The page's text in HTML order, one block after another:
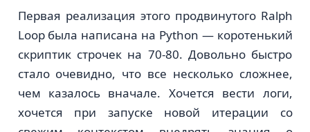
Первая реализация этого продвинутого Ralph
Loop была написана на Python — коротенький
скриптик строчек на 70-80. Довольно быстро
стало очевидно, что все несколько сложнее,
чем казалось вначале. Хочется вести логи,
хочется при запуске новой итерации со